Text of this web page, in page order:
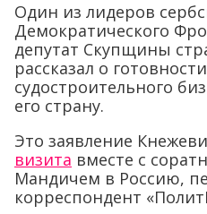
Один из лидеров
Демократического
депутат Скупщины
рассказал о
судостроительного
его страну.
Это заявление
визита вместе с
Мандичем в Россию,
корреспондент